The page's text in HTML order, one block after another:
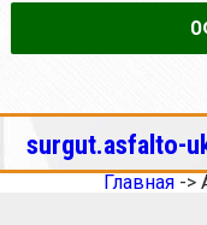
surgut.asfalto-
Главная ->